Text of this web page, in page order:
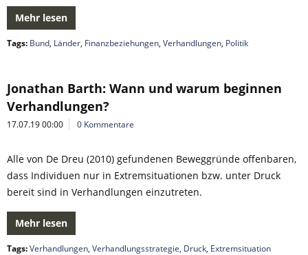
Mehr lesen
Tags: Bund, Länder, Finanzbeziehungen, Verhandlungen, Politik
Jonathan Barth: Wann und warum beginnen
Verhandlungen?
17.07.19 00:00 0 Kommentare
Alle von De Dreu (2010) gefundenen Beweggründe offenbaren,
dass Individuen nur in Extremsituationen bzw. unter Druck
bereit sind in Verhandlungen einzutreten.
Mehr lesen
Tags:Verhandlungen, Verhandlungsstrategie, Druck, Extremsituation